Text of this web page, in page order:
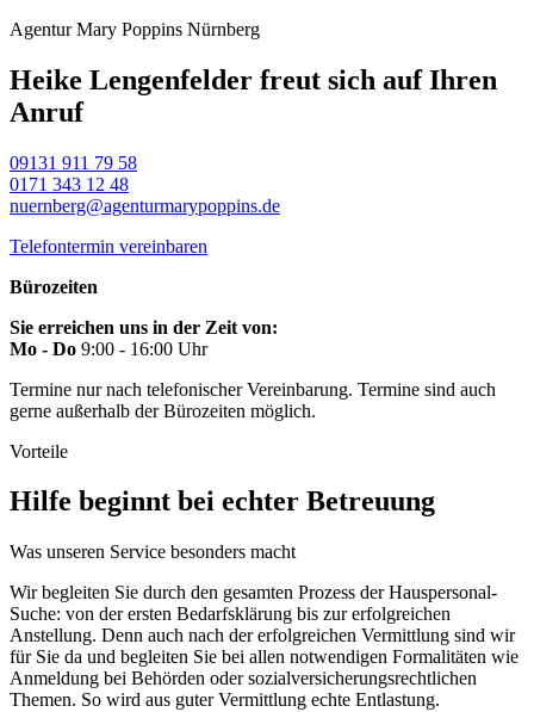
Agentur Mary Poppins Nürnberg
Heike Lengenfelder freut sich auf Ihren
Anruf
09131 911 79 58
0171 343 12 48
nuernberg@agenturmarypoppins.de
Telefontermin vereinbaren
Bürozeiten
Sie erreichen uns in der Zeit von:
Mo - Do 9:00 - 16:00 Uhr
Termine nur nach telefonischer Vereinbarung. Termine sind auch
gerne außerhalb der Bürozeiten möglich.
Vorteile
Hilfe beginnt bei echter Betreuung
Was unseren Service besonders macht
Wir begleiten Sie durch den gesamten Prozess der Hauspersonal-
Suche: von der ersten Bedarfsklärung bis zur erfolgreichen
Anstellung. Denn auch nach der erfolgreichen Vermittlung sind wir
für Sie da und begleiten Sie bei allen notwendigen Formalitäten wie
Anmeldung bei Behörden oder sozialversicherungsrechtlichen
Themen. So wird aus guter Vermittlung echte Entlastung.